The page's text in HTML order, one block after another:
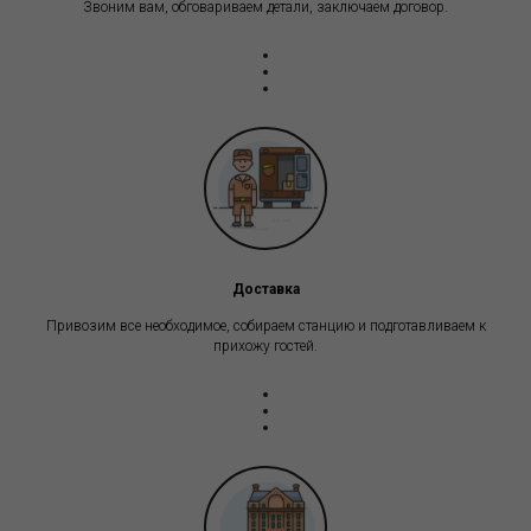
Звоним вам, обговариваем детали, заключаем договор.
Доставка
Привозим все необходимое, собираем станцию и подготавливаем к
прихожу гостей.